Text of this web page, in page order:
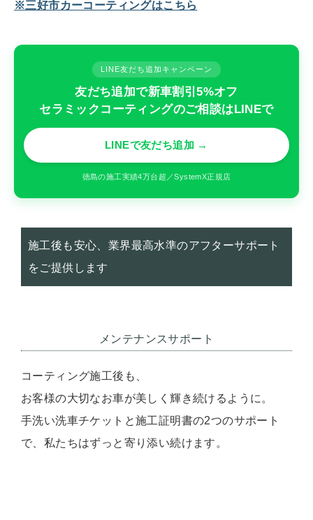
※三好市カーコーティングはこちら
LINE友だち追加キャンペーン
友だち追加で新車割引5%オフ
セラミックコーティングのご相談はLINEで
LINEで友だち追加 →
徳島の施工実績4万台超／SystemX正規店
施工後も安心、業界最高水準のアフターサポート
をご提供します
メンテナンスサポート
コーティング施工後も、
お客様の大切なお車が美しく輝き続けるように。
手洗い洗車チケットと施工証明書の2つのサポート
で、私たちはずっと寄り添い続けます。